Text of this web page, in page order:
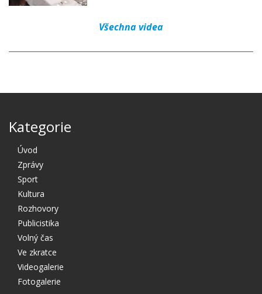
Všechna videa
Kategorie
Úvod
Zprávy
Sport
Kultura
Rozhovory
Publicistika
Volný čas
Ve zkratce
Videogalerie
Fotogalerie